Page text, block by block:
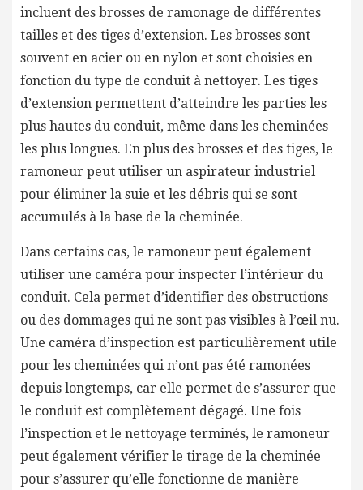
incluent des brosses de ramonage de différentes
tailles et des tiges d’extension. Les brosses sont
souvent en acier ou en nylon et sont choisies en
fonction du type de conduit à nettoyer. Les tiges
d’extension permettent d’atteindre les parties les
plus hautes du conduit, même dans les cheminées
les plus longues. En plus des brosses et des tiges, le
ramoneur peut utiliser un aspirateur industriel
pour éliminer la suie et les débris qui se sont
accumulés à la base de la cheminée.
Dans certains cas, le ramoneur peut également
utiliser une caméra pour inspecter l’intérieur du
conduit. Cela permet d’identifier des obstructions
ou des dommages qui ne sont pas visibles à l’œil nu.
Une caméra d’inspection est particulièrement utile
pour les cheminées qui n’ont pas été ramonées
depuis longtemps, car elle permet de s’assurer que
le conduit est complètement dégagé. Une fois
l’inspection et le nettoyage terminés, le ramoneur
peut également vérifier le tirage de la cheminée
pour s’assurer qu’elle fonctionne de manière